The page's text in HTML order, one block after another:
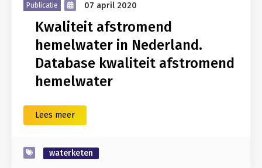
Publicatie 07 april 2020
Kwaliteit afstromend
hemelwater in Nederland.
Database kwaliteit afstromend
hemelwater
Lees meer
waterketen